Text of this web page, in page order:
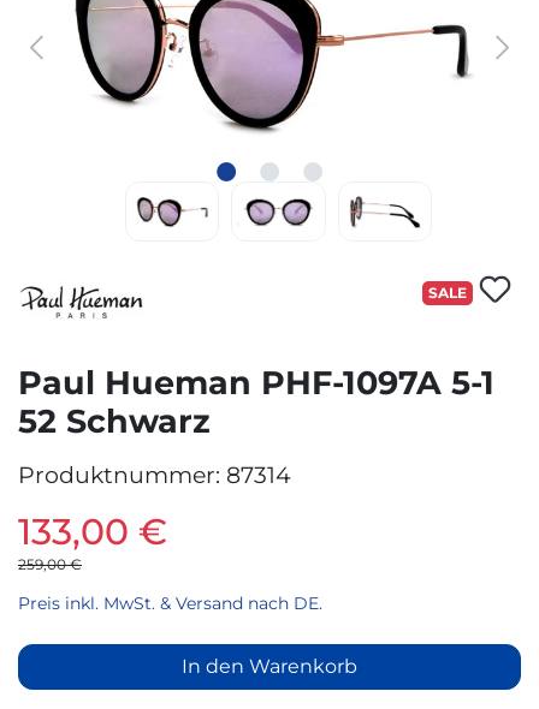
SALE
Paul Hueman PHF-1097A 5-1
52 Schwarz
Produktnummer: 87314
133,00 €
259,00 €
Preis inkl. MwSt. & Versand nach DE.
In den Warenkorb